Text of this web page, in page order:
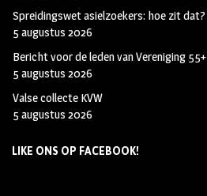
Spreidingswet asielzoekers: hoe zit dat?
5 augustus 2026
Bericht voor de leden van Vereniging 55+
5 augustus 2026
Valse collecte KVW
5 augustus 2026
LIKE ONS OP FACEBOOK!